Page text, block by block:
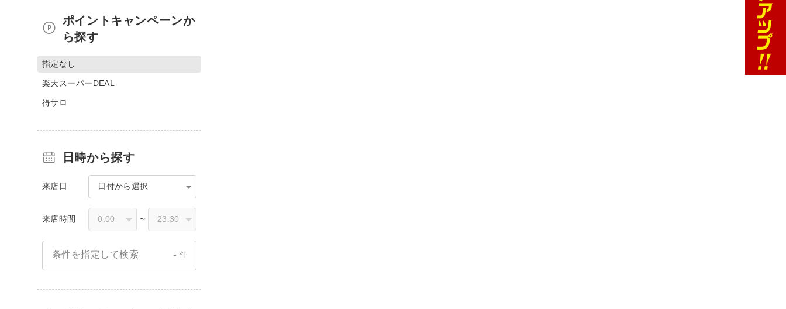
ポイントキャンペーンか
ら探す
指定なし
楽天スーパーDEAL
得サロ
日時から探す
来店日 日付から選択
来店時間 〜
条件を指定して検索 - 件